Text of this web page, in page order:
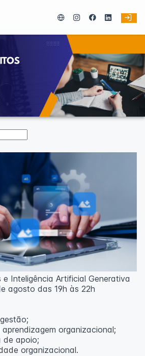
Inteligência Artificial Generativa
agosto das 19h às 22h
organizacional;
de apoio;
organizacional.